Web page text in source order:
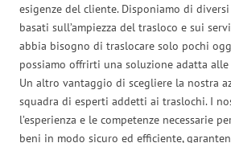
esigenze del cliente. Disponiamo di
basati sull’ampiezza del trasloco e sui
abbia bisogno di traslocare solo pochi
possiamo offrirti una soluzione adatta alle
Un altro vantaggio di scegliere la nostra
squadra di esperti addetti ai traslochi. I
l’esperienza e le competenze necessarie
beni in modo sicuro ed efficiente,